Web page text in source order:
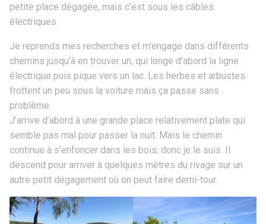
petite place dégagée, mais c’est sous les câbles
électriques.
Je reprends mes recherches et m’engage dans différents
chemins jusqu’à en trouver un, qui longe d’abord la ligne
électrique puis pique vers un lac. Les herbes et arbustes
frottent un peu sous la voiture mais ça passe sans
problème.
J’arrive d’abord à une grande place relativement plate qui
semble pas mal pour passer la nuit. Mais le chemin
continue à s’enfoncer dans les bois; donc je le suis. Il
descend pour arriver à quelques mètres du rivage sur un
autre petit dégagement où on peut faire demi-tour.